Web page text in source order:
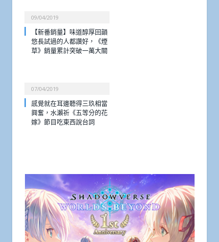
09/04/2019
【新番銷量】味道醇厚回韻
悠長試過的人都讚好，《煙
草》銷量累計突破一萬大關
07/04/2019
感覺就在耳邊聽得三玖相當
興奮，水瀨祈《五等分的花
嫁》節目吃東西說台詞